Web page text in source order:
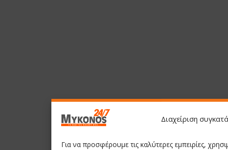
Διαχείριση
Για να προσφέρουμε τις καλύτερες εμπειρίες,